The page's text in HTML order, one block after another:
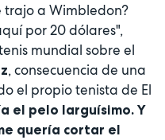
trajo a Wimbledon?
por 20 dólares",
mundial sobre el
, consecuencia de una
el propio tenista de El
el pelo larguísimo. Y
quería cortar el